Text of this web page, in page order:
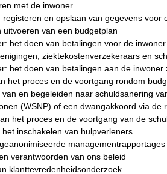
met de inwoner
registeren en opslaan van gegevens voor
uitvoeren van een budgetplan
het doen van betalingen voor de
ziektekostenverzekeraars en
het doen van betalingen aan de inwoner
het proces en de voortgang rondom
en begeleiden naar schuldsanering
(WSNP) of een dwangakkoord via de
het proces en de voortgang van de
inschakelen van hulpverleners
verantwoorden van ons beleid
klanttevredenheidsonderzoek